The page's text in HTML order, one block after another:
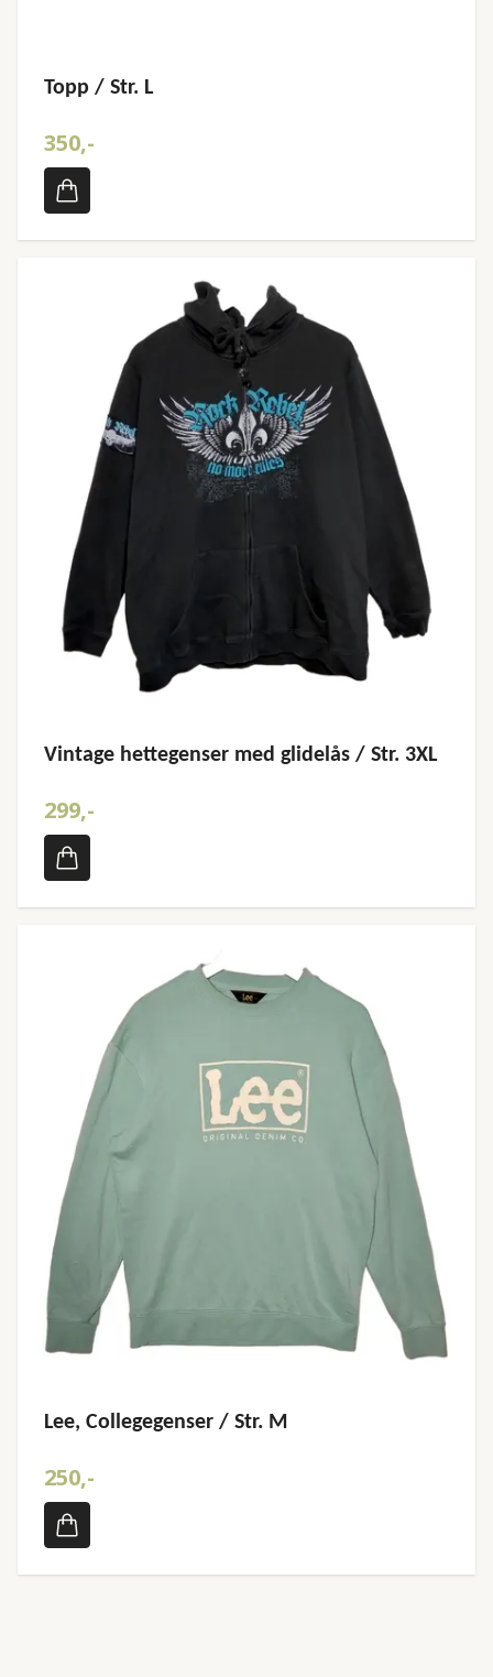
Topp / Str. L
350,-
Vintage hettegenser med glidelås / Str. 3XL
299,-
Lee, Collegegenser / Str. M
250,-